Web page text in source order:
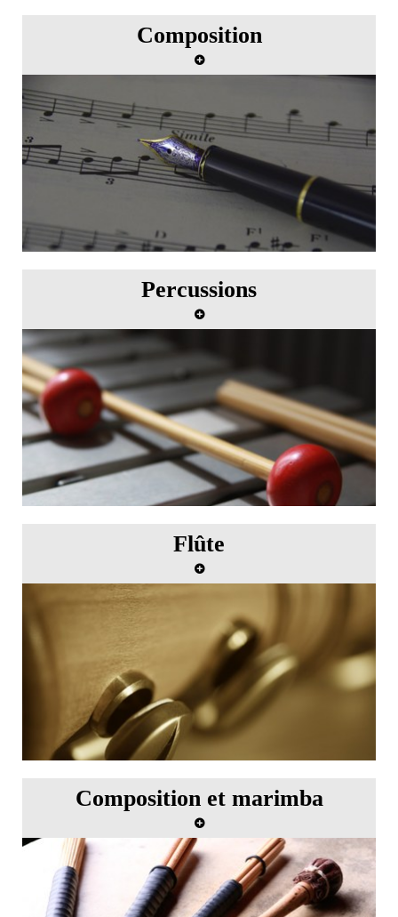
Composition
Master class de composition avec Betsy Jolas
Percussions
Master class de percussion avec Mark Suter et
Sandeep Das
Flûte
Master class de flûte avec Christian Lardé
Composition et marimba
Master class de composition et de marimba avec
Keiko Abe